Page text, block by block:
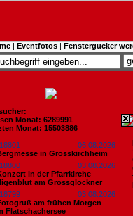
| Eventfotos | Fenstergucker
Monat: 6289991
Monat: 15503886
06.08.2026
in Grosskirchheim
03.08.2026
in der Pfarrkirche
am Grossglockner
03.08.2026
am frühen Morgen
Flatschachersee